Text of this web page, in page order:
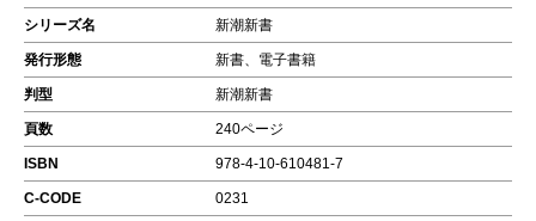
シリーズ名 新潮新書
発行形態 新書、電子書籍
判型 新潮新書
頁数 240ページ
ISBN 978-4-10-610481-7
C-CODE 0231